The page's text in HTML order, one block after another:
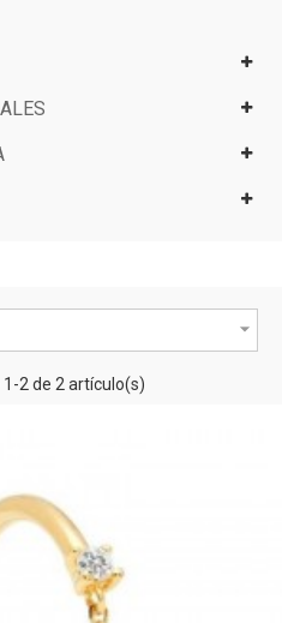

2 de 2 artículo(s)